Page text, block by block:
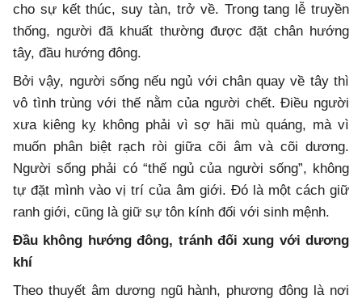
cho sự kết thúc, suy tàn, trở về. Trong tang lễ truyền
thống, người đã khuất thường được đặt chân hướng
tây, đầu hướng đông.
Bởi vậy, người sống nếu ngủ với chân quay về tây thì
vô tình trùng với thế nằm của người chết. Điều người
xưa kiêng kỵ không phải vì sợ hãi mù quáng, mà vì
muốn phân biệt rạch ròi giữa cõi âm và cõi dương.
Người sống phải có “thế ngủ của người sống”, không
tự đặt mình vào vị trí của âm giới. Đó là một cách giữ
ranh giới, cũng là giữ sự tôn kính đối với sinh mệnh.
Đầu không hướng đông, tránh đối xung với dương
khí
Theo thuyết âm dương ngũ hành, phương đông là nơi